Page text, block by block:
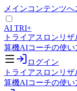
メインコンテンツ
AI TRI+
トライアスロンリ
算機AIコーチの使い
ログイン
トライアスロンリ
算機AIコーチの使い